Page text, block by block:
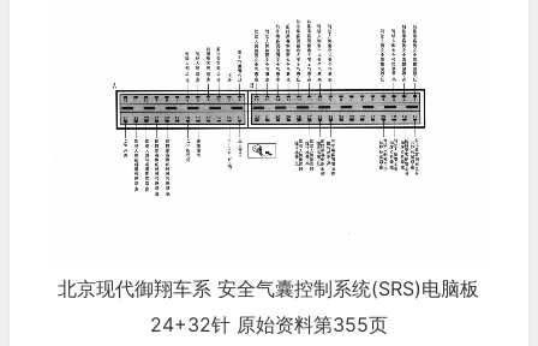
北京现代御翔车系 安全气囊控制系统(SRS)电脑板
24+32针 原始资料第355页